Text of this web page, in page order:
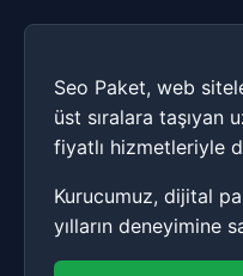
Seo Paket, web
üst sıralara taşıyan
fiyatlı hizmetleriyle
Kurucumuz, dijital
yılların deneyimine